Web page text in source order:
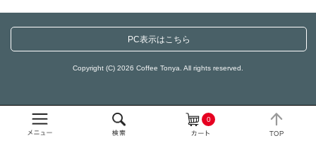
0
PC表示はこちら
Copyright (C) 2026 Coffee Tonya. All rights reserved.